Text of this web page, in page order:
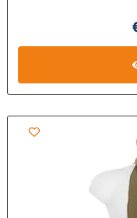
d op
waarderi
ngen